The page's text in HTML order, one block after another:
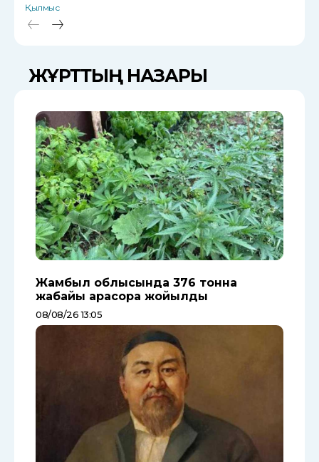
Қылмыс
ЖҰРТТЫҢ НАЗАРЫ
Жамбыл облысында 376 тонна
жабайы қарасора жойылды
08/08/26 13:05